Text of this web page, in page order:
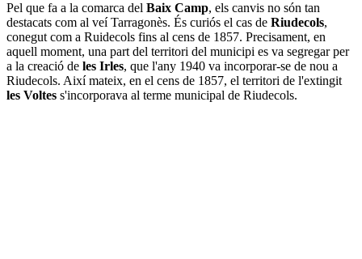
Pel que fa a la comarca del Baix Camp, els canvis no són tan
destacats com al veí Tarragonès. És curiós el cas de Riudecols,
conegut com a Ruidecols fins al cens de 1857. Precisament, en
aquell moment, una part del territori del municipi es va segregar per
a la creació de les Irles, que l'any 1940 va incorporar-se de nou a
Riudecols. Així mateix, en el cens de 1857, el territori de l'extingit
les Voltes s'incorporava al terme municipal de Riudecols.